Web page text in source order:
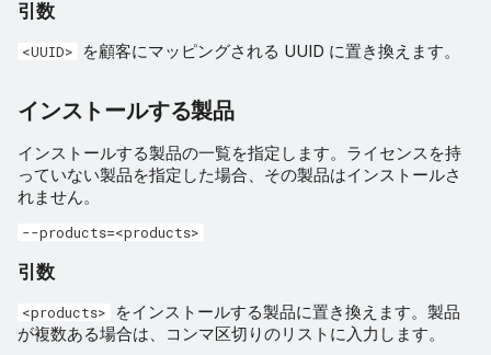
引数
<UUID> を顧客にマッピングされる UUID に置き換えます。
インストールする製品
インストールする製品の一覧を指定します。ライセンスを持
っていない製品を指定した場合、その製品はインストールさ
れません。
--products=<products>
引数
<products>
をインストールする製品に置き換えます。製品
が複数ある場合は、コンマ区切りのリストに入力します。